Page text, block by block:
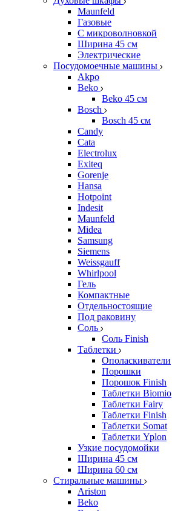
Maunfeld
Газовые
С микроволновкой
Ширина 45 см
Электрические
Посудомоечные машины
Akpo
Beko
Beko 45 см
Bosch
Bosch 45 см
Candy
Cata
Electrolux
Exiteq
Gorenje
Hansa
Hotpoint
Indesit
Maunfeld
Midea
Samsung
Siemens
Weissgauff
Whirlpool
Гель
Компактные
Отдельностоящие
Под раковину
Соль
Соль Finish
Таблетки
Ополаскиватели
Порошки
Порошок Finish
Таблетки Biomio
Таблетки Fairy
Таблетки Finish
Таблетки Somat
Таблетки Yplon
Узкие посудомойки
Ширина 45 см
Ширина 60 см
Стиральные машины
Ariston
Beko